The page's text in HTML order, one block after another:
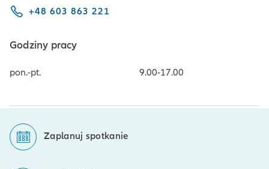
+48 603 863 221
Godziny pracy
pon.-pt. 9.00-17.00
Zaplanuj spotkanie